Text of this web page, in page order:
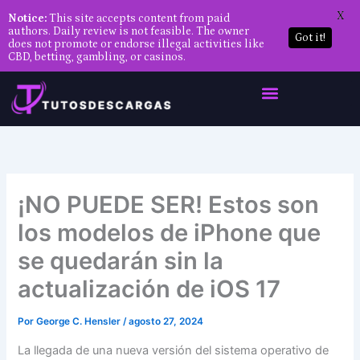
contenido
¡NO PUEDE SER! Estos son
los modelos de iPhone que
se quedarán sin la
actualización de iOS 17
PorGeorge C. Hensler/agosto 27, 2024
La llegada de una nueva versión del sistema operativo de
Notice:This site accepts content from paid
authors. Daily review is not feasible. The owner
does not promote or endorse illegal activities like
CBD, betting, gambling, or casinos.
Got it!
X